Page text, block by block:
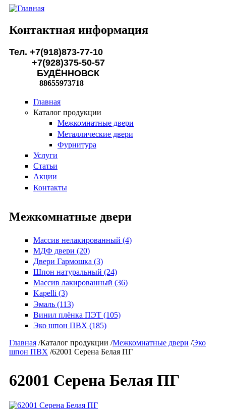
Перейти к основному содержанию
Контактная информация
Тел. +7(918)873-77-10
+7(928)375-50-57
БУДЁННОВСК
88655973718
Главная
Каталог продукции
Межкомнатные двери
Металлические двери
Фурнитура
Услуги
Статьи
Акции
Контакты
Межкомнатные двери
Массив нелакированный (4)
МДФ двери (20)
Двери Гармошка (3)
Шпон натуральный (24)
Массив лакированный (36)
Kapelli (3)
Эмаль (113)
Винил плёнка ПЭТ (105)
Эко шпон ПВХ (185)
Главная /Каталог продукции /Межкомнатные двери /Эко
шпон ПВХ /62001 Серена Белая ПГ
62001 Серена Белая ПГ